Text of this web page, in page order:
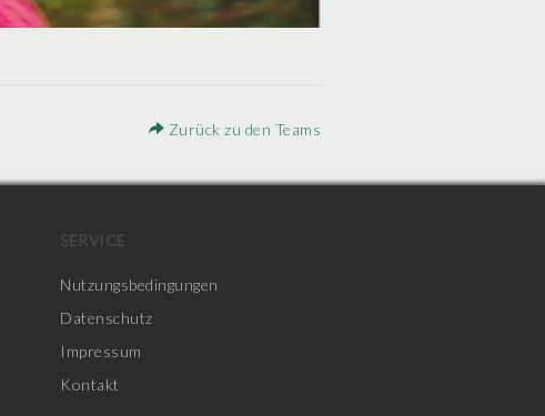
Zurück zu den Teams
SERVICE
Nutzungsbedingungen
Datenschutz
Impressum
Kontakt